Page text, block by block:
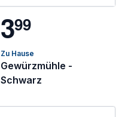
399
Zu Hause
Gewürzmühle -
Schwarz